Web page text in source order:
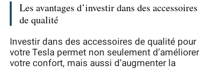
Les avantages d’investir dans des accessoires
de qualité
Investir dans des accessoires de qualité pour
votre Tesla permet non seulement d’améliorer
votre confort, mais aussi d’augmenter la